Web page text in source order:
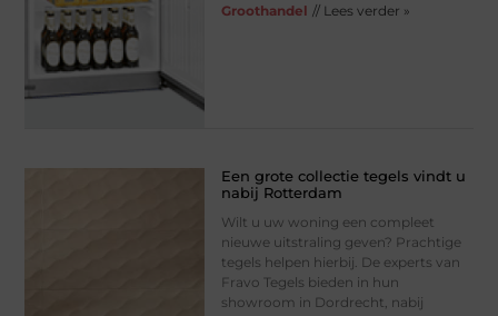
Groothandel // Lees verder »
Een grote collectie tegels vindt u
nabij Rotterdam
Wilt u uw woning een compleet
nieuwe uitstraling geven? Prachtige
tegels helpen hierbij. De experts van
Fravo Tegels bieden in hun
showroom in Dordrecht, nabij